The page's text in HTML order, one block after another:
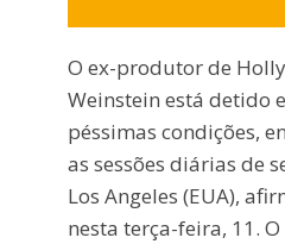
O ex-produtor de
Weinstein está detido
péssimas condições,
as sessões diárias de
Los Angeles (EUA),
nesta terça-feira, 11.